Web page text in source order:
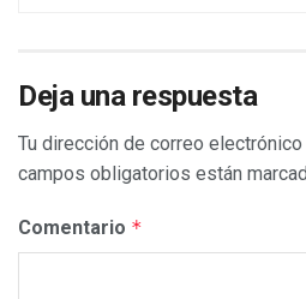
Deja una respuesta
Tu dirección de correo
campos obligatorios están
Comentario *